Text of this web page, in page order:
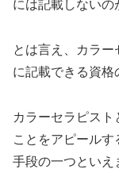
には記載しないの
とは言え、カラ
に記載できる資格
カラーセラピス
ことをアピール
手段の一つといえ